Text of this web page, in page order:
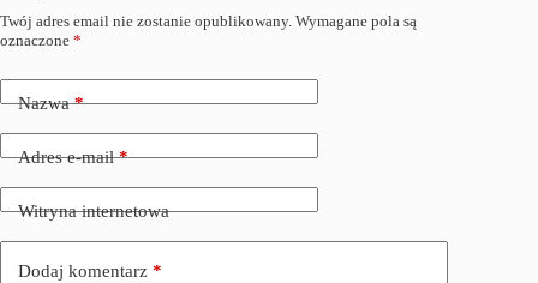
Twój adres email nie zostanie opublikowany. Wymagane pola są
oznaczone *
Nazwa*
Adres e-mail*
Witryna internetowa
Dodaj komentarz *